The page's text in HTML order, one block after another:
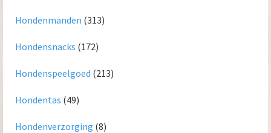
Hondenmanden (313)
Hondensnacks (172)
Hondenspeelgoed (213)
Hondentas (49)
Hondenverzorging (8)